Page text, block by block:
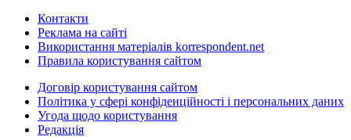
Контакти
Реклама на сайті
Використання матеріалів korrespondent.net
Правила користування сайтом
Договір користування сайтом
Політика у сфері конфіденційності і персональних даних
Угода щодо користування
Редакція